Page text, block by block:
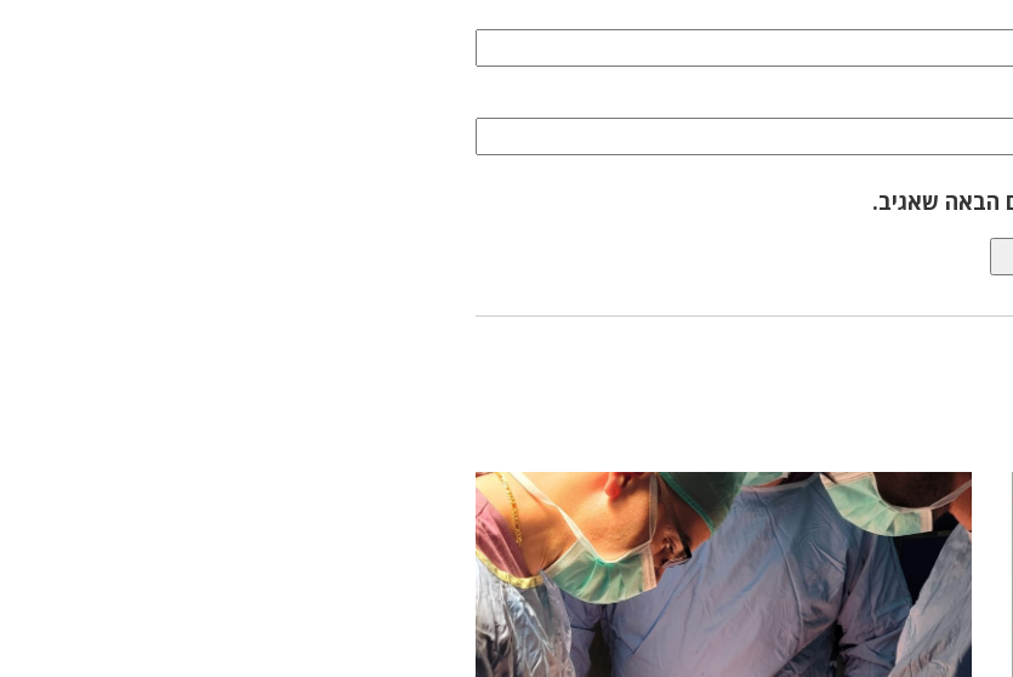
הבאה שאגיב.